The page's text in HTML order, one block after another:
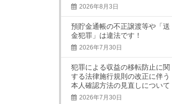
2026年8月3日
預貯金通帳の不正譲渡等や「送
金犯罪」は違法です！
2026年7月30日
犯罪による収益の移転防止に関
する法律施行規則の改正に伴う
本人確認方法の見直しについて
2026年7月30日